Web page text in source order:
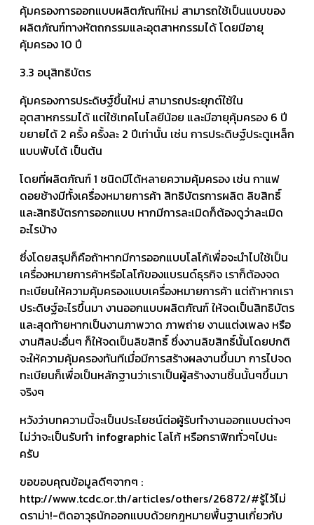
คุ้มครองการออกแบบผลิตภัณฑ์ใหม่ สามารถใช้เป็นแบบของ
ผลิตภัณฑ์ทางหัตถกรรมและอุตสาหกรรมได้ โดยมีอายุ
คุ้มครอง 10 ปี
3.3 อนุสิทธิบัตร
คุ้มครองการประดิษฐ์ขึ้นใหม่ สามารถประยุกต์ใช้ใน
อุตสาหกรรมได้ แต่ใช้เทคโนโลยีน้อย และมีอายุคุ้มครอง 6 ปี
ขยายได้ 2 ครั้ง ครั้งละ 2 ปีเท่านั้น เช่น การประดิษฐ์ประตูเหล็ก
แบบพับได้ เป็นต้น
โดยที่ผลิตภัณฑ์ 1 ชนิดมีได้หลายความคุ้มครอง เช่น กาแฟ
ดอยช้างมีทั้งเครื่องหมายการค้า สิทธิบัตรการผลิต ลิขสิทธิ์
และสิทธิบัตรการออกแบบ หากมีการละเมิดก็ต้องดูว่าละเมิด
อะไรบ้าง
ซึ่งโดยสรุปก็คือถ้าหากมีการออกแบบโลโก้เพื่อจะนำไปใช้เป็น
เครื่องหมายการค้าหรือโลโก้ของแบรนด์ธุรกิจ เราก็ต้องจด
ทะเบียนให้ความคุ้มครองแบบเครื่องหมายการค้า แต่ถ้าหากเรา
ประดิษฐ์อะไรขึ้นมา งานออกแบบผลิตภัณฑ์ ให้จดเป็นสิทธิบัตร
และสุดท้ายหากเป็นงานภาพวาด ภาพถ่าย งานแต่งเพลง หรือ
งานศิลปะอื่นๆ ก็ให้จดเป็นลิขสิทธิ์ ซึ่งงานลิขสิทธิ์นั้นโดยปกติ
จะให้ความคุ้มครองทันทีเมื่อมีการสร้างผลงานขึ้นมา การไปจด
ทะเบียนก็เพื่อเป็นหลักฐานว่าเราเป็นผู้สร้างงานชิ้นนั้นๆขึ้นมา
จริงๆ
หวังว่าบทความนี้จะเป็นประโยชน์ต่อผู้รับทำงานออกแบบต่างๆ
ไม่ว่าจะเป็นรับทำ infographic โลโก้ หรือกราฟิกทั่วๆไปนะ
ครับ
ขอขอบคุณข้อมูลดีๆจากๆ :
http://www.tcdc.or.th/articles/others/26872/#รู้ไว้ไม่
ดราม่า!-ติดอาวุธนักออกแบบด้วยกฎหมายพื้นฐานเกี่ยวกับ